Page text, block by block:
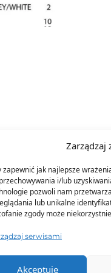
Zarządzaj
zapewnić jak najlepsze
i/lub
pozwoli nam
lub unikalne
zgody może
serwisami
Akceptuję
TO SIĘ